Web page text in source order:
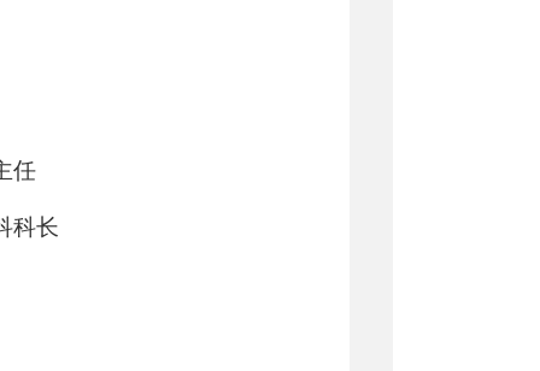
任
科长